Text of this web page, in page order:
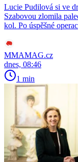
Lucie Pudilová si ve
Szabovou zlomila
kol. Po úspěšné
MMAMAG.cz
dnes, 08:46
1 min